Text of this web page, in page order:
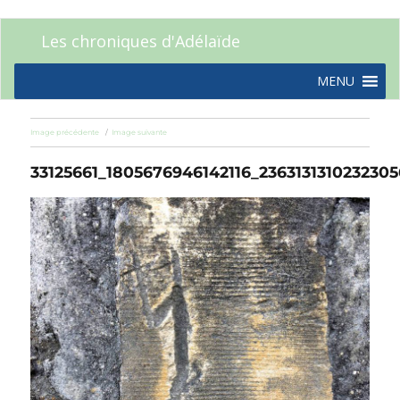
Les chroniques d'Adélaïde
MENU
Image précédente Image suivante